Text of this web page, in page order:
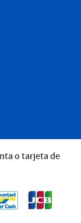
o tarjeta de